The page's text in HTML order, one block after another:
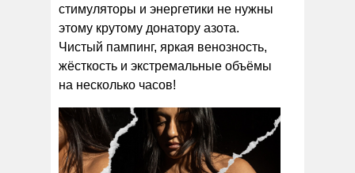
стимуляторы и энергетики не нужны
этому крутому донатору азота.
Чистый пампинг, яркая венозность,
жёсткость и экстремальные объёмы
на несколько часов!